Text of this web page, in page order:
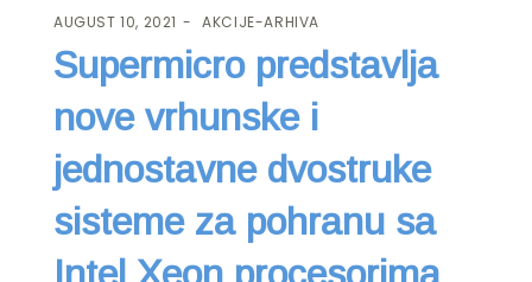
AUGUST 10, 2021 AKCIJE-ARHIVA
Supermicro predstavlja
nove vrhunske i
jednostavne dvostruke
sisteme za pohranu sa
Intel Xeon procesorima